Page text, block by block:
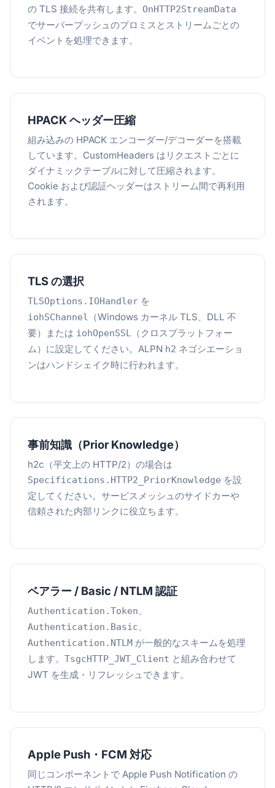
の TLS 接続を共有します。 OnHTTP2StreamData
でサーバープッシュのプロミスとストリームごとの
イベントを処理できます。
HPACK ヘッダー圧縮
組み込みの HPACK エンコーダー/デコーダーを搭載
しています。CustomHeaders はリクエストごとに
ダイナミックテーブルに対して圧縮されます。
Cookie および認証ヘッダーはストリーム間で再利用
されます。
TLS の選択
TLSOptions.IOHandler を
iohSChannel （Windows カーネル TLS、DLL 不
要）または iohOpenSSL （クロスプラットフォー
ム）に設定してください。ALPN h2 ネゴシエーショ
ンはハンドシェイク時に行われます。
事前知識（Prior Knowledge）
h2c（平文上の HTTP/2）の場合は
Specifications.HTTP2_PriorKnowledge を設
定してください。サービスメッシュのサイドカーや
信頼された内部リンクに役立ちます。
ベアラー / Basic / NTLM 認証
Authentication.Token、
Authentication.Basic、
Authentication.NTLM が一般的なスキームを処理
します。 TsgcHTTP_JWT_Client と組み合わせて
JWT を生成・リフレッシュできます。
Apple Push・FCM 対応
同じコンポーネントで Apple Push Notification の